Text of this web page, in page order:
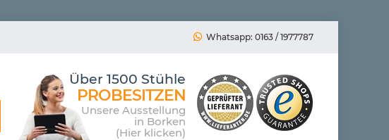
Whatsapp: 0163 / 1977787
Über 1500 Stühle
PROBESITZEN
Unsere Ausstellung
in Borken
(Hier klicken)